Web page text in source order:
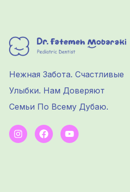
Нежная Забота. Счастливые
Улыбки. Нам Доверяют
Семьи По Всему Дубаю.